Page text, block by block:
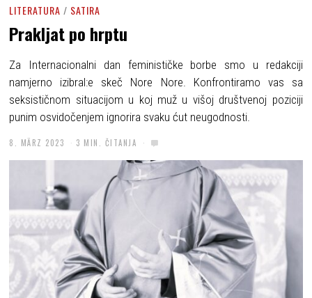
LITERATURA / SATIRA
Prakljat po hrptu
Za Internacionalni dan feminističke borbe smo u redakciji
namjerno izibral:e skeč Nore Nore. Konfrontiramo vas sa
seksističnom situacijom u koj muž u višoj društvenoj poziciji
punim osvidočenjem ignorira svaku ćut neugodnosti.
8. MÄRZ 2023 3 MIN. ČITANJA